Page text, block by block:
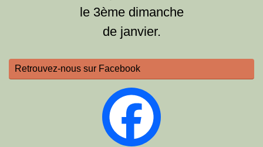
le 3ème dimanche
de janvier.
Retrouvez-nous sur Facebook